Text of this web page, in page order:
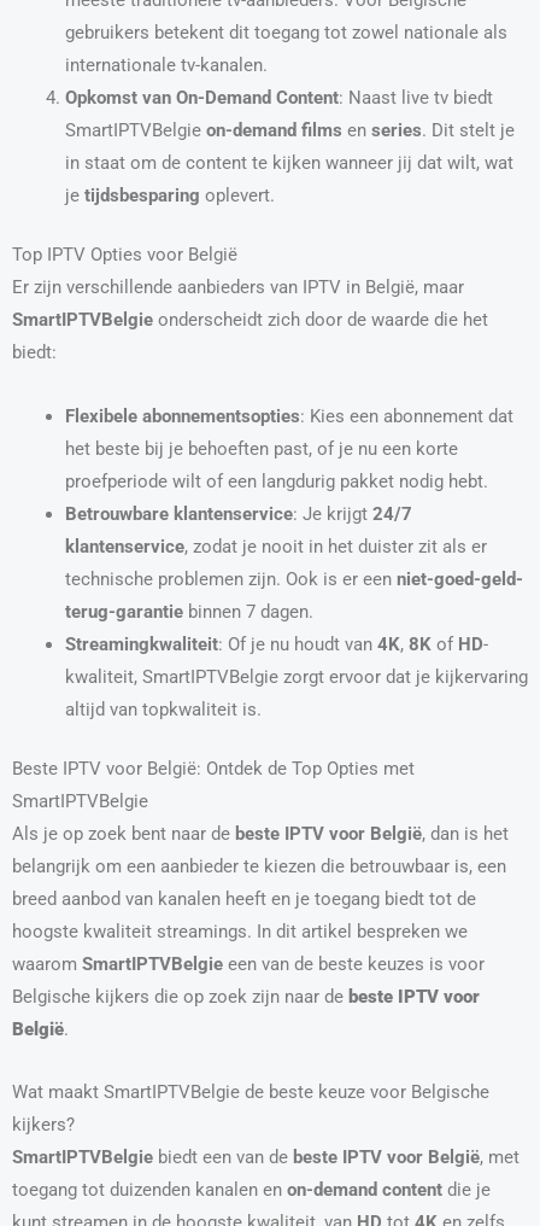
gebruikers betekent dit toegang tot zowel nationale als
internationale tv-kanalen.
Opkomst van On-Demand Content: Naast live tv biedt
SmartIPTVBelgie on-demand films en series. Dit stelt je
in staat om de content te kijken wanneer jij dat wilt, wat
je tijdsbesparing oplevert.
Top IPTV Opties voor België
Er zijn verschillende aanbieders van IPTV in België, maar
SmartIPTVBelgie onderscheidt zich door de waarde die het
biedt:
Flexibele abonnementsopties: Kies een abonnement dat
het beste bij je behoeften past, of je nu een korte
proefperiode wilt of een langdurig pakket nodig hebt.
Betrouwbare klantenservice: Je krijgt 24/7
klantenservice, zodat je nooit in het duister zit als er
technische problemen zijn. Ook is er een niet-goed-geld-
terug-garantiebinnen 7 dagen.
Streamingkwaliteit: Of je nu houdt van 4K, 8Kof HD-
kwaliteit, SmartIPTVBelgie zorgt ervoor dat je kijkervaring
altijd van topkwaliteit is.
Beste IPTV voor België: Ontdek de Top Opties met
SmartIPTVBelgie
Als je op zoek bent naar de beste IPTV voor België, dan is het
belangrijk om een aanbieder te kiezen die betrouwbaar is, een
breed aanbod van kanalen heeft en je toegang biedt tot de
hoogste kwaliteit streamings. In dit artikel bespreken we
waarom SmartIPTVBelgie een van de beste keuzes is voor
Belgische kijkers die op zoek zijn naar de beste IPTV voor
België.
Wat maakt SmartIPTVBelgie de beste keuze voor Belgische
kijkers?
SmartIPTVBelgie biedt een van de beste IPTV voor België, met
toegang tot duizenden kanalen en on-demand content die je